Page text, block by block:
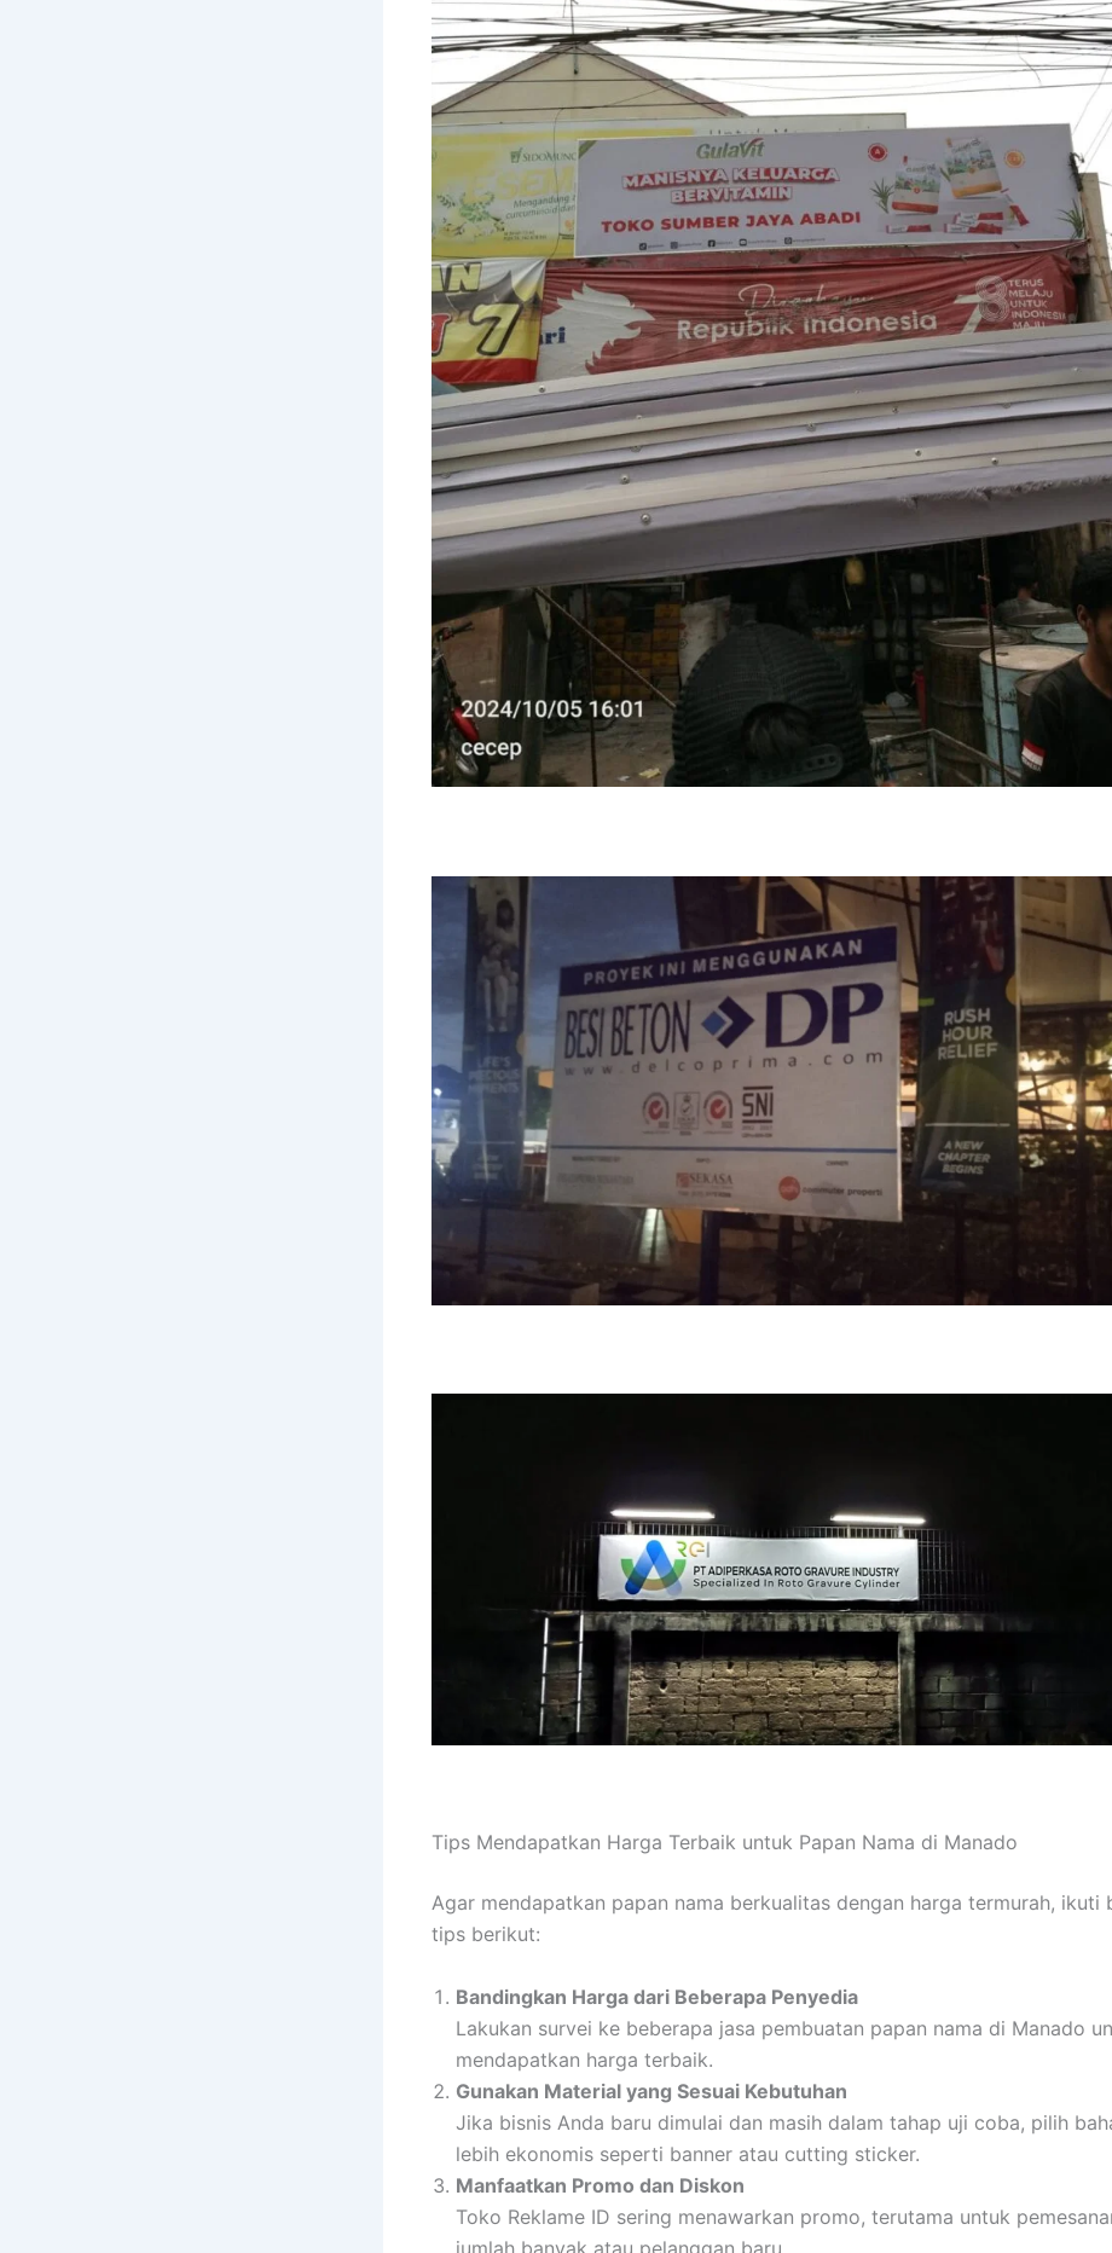
Tips Mendapatkan Harga Terbaik untuk Papan Nama di Manado
Agar mendapatkan papan nama berkualitas dengan harga termurah, ikuti
tips berikut:
Bandingkan Harga dari Beberapa Penyedia
Lakukan survei ke beberapa jasa pembuatan papan nama di Manado
mendapatkan harga terbaik.
Gunakan Material yang Sesuai Kebutuhan
Jika bisnis Anda baru dimulai dan masih dalam tahap uji coba, pilih
lebih ekonomis seperti banner atau cutting sticker.
Manfaatkan Promo dan Diskon
Toko Reklame ID sering menawarkan promo, terutama untuk
jumlah banyak atau pelanggan baru.